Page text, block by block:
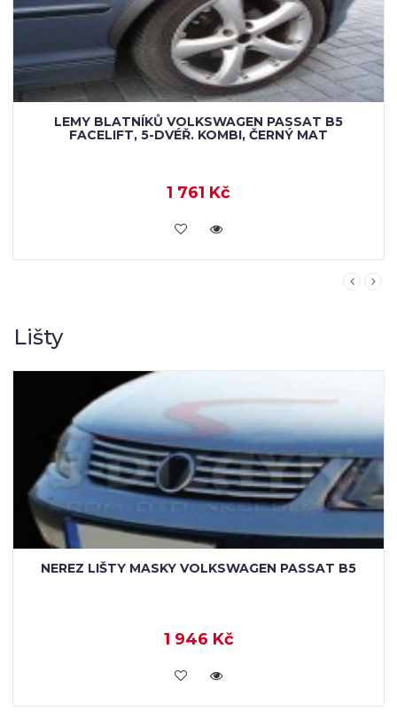
LEMY BLATNÍKŮ VOLKSWAGEN PASSAT B5
FACELIFT, 4-DVÉŘ. SEDAN, ČERNÝ MAT
1 761 Kč
KOUPIT
Lišty
NEREZ LIŠTY DVEŘÍ VOLKSWAGEN PASSAT B5
1 879 Kč
KOUPIT